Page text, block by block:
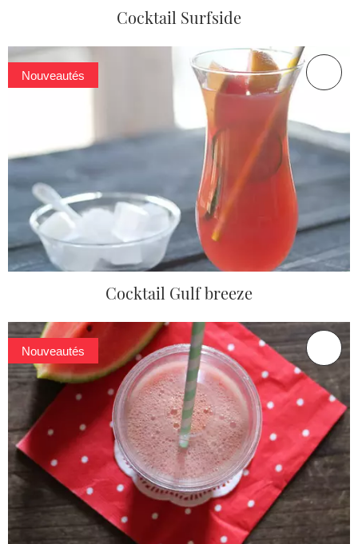
Cocktail Surfside
Nouveautés
Cocktail Gulf breeze
Nouveautés